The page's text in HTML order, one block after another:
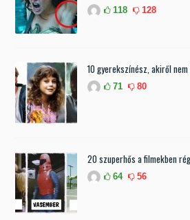
118 128
10 gyerekszínész, akiről
71 80
20 szuperhős a filmekben
64 56